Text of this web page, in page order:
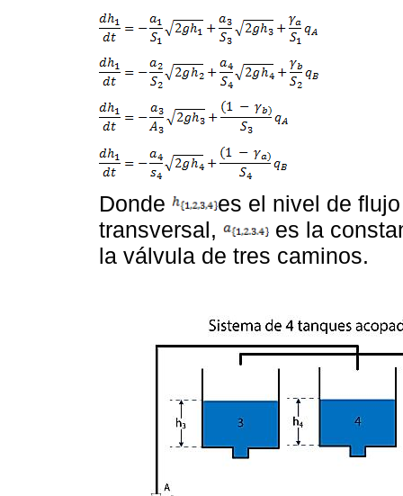
Donde
es el nivel de
transversal,
es la
la válvula de tres caminos.